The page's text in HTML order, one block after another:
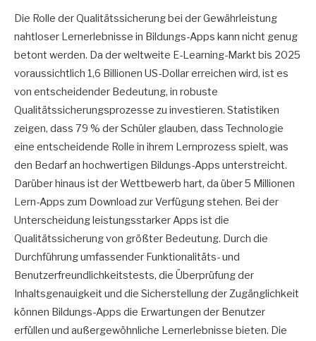
Die Rolle der Qualitätssicherung bei der Gewährleistung
nahtloser Lernerlebnisse in Bildungs-Apps kann nicht genug
betont werden. Da der weltweite E-Learning-Markt bis 2025
voraussichtlich 1,6 Billionen US-Dollar erreichen wird, ist es
von entscheidender Bedeutung, in robuste
Qualitätssicherungsprozesse zu investieren. Statistiken
zeigen, dass 79 % der Schüler glauben, dass Technologie
eine entscheidende Rolle in ihrem Lernprozess spielt, was
den Bedarf an hochwertigen Bildungs-Apps unterstreicht.
Darüber hinaus ist der Wettbewerb hart, da über 5 Millionen
Lern-Apps zum Download zur Verfügung stehen. Bei der
Unterscheidung leistungsstarker Apps ist die
Qualitätssicherung von größter Bedeutung. Durch die
Durchführung umfassender Funktionalitäts- und
Benutzerfreundlichkeitstests, die Überprüfung der
Inhaltsgenauigkeit und die Sicherstellung der Zugänglichkeit
können Bildungs-Apps die Erwartungen der Benutzer
erfüllen und außergewöhnliche Lernerlebnisse bieten. Die